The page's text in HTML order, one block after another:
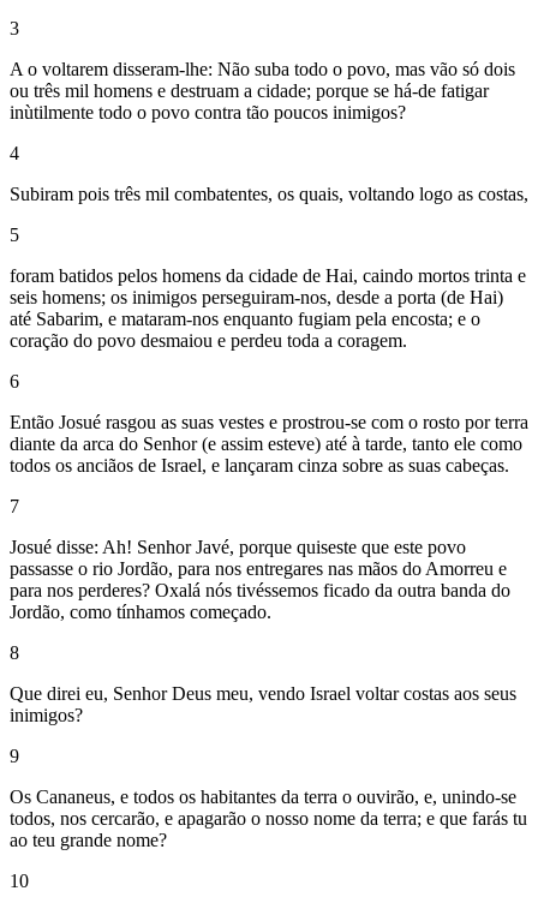
3
A o voltarem disseram-lhe: Não suba todo o povo, mas vão só dois
ou três mil homens e destruam a cidade; porque se há-de fatigar
inùtilmente todo o povo contra tão poucos inimigos?
4
Subiram pois três mil combatentes, os quais, voltando logo as costas,
5
foram batidos pelos homens da cidade de Hai, caindo mortos trinta e
seis homens; os inimigos perseguiram-nos, desde a porta (de Hai)
até Sabarim, e mataram-nos enquanto fugiam pela encosta; e o
coração do povo desmaiou e perdeu toda a coragem.
6
Então Josué rasgou as suas vestes e prostrou-se com o rosto por terra
diante da arca do Senhor (e assim esteve) até à tarde, tanto ele como
todos os anciãos de Israel, e lançaram cinza sobre as suas cabeças.
7
Josué disse: Ah! Senhor Javé, porque quiseste que este povo
passasse o rio Jordão, para nos entregares nas mãos do Amorreu e
para nos perderes? Oxalá nós tivéssemos ficado da outra banda do
Jordão, como tínhamos começado.
8
Que direi eu, Senhor Deus meu, vendo Israel voltar costas aos seus
inimigos?
9
Os Cananeus, e todos os habitantes da terra o ouvirão, e, unindo-se
todos, nos cercarão, e apagarão o nosso nome da terra; e que farás tu
ao teu grande nome?
10